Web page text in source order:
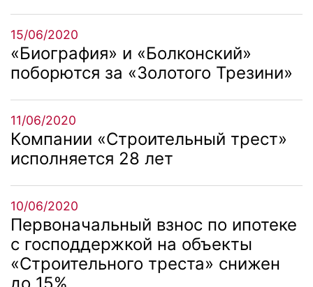
15/06/2020
«Биография» и «Болконский»
поборются за «Золотого Трезини»
11/06/2020
Компании «Строительный трест»
исполняется 28 лет
10/06/2020
Первоначальный взнос по ипотеке
с господдержкой на объекты
«Строительного треста» снижен
до 15%